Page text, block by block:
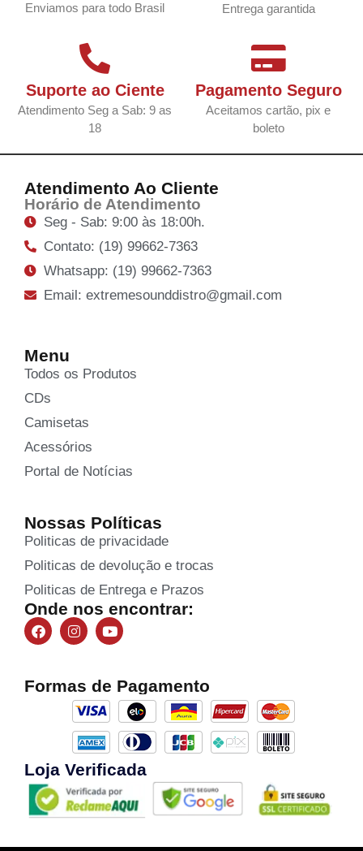
Enviamos para todo Brasil Entrega garantida
Suporte ao Ciente
Atendimento Seg a Sab: 9 as
18
Pagamento Seguro
Aceitamos cartão, pix e
boleto
Atendimento Ao Cliente
Horário de Atendimento
Seg - Sab: 9:00 às 18:00h.
Contato: (19) 99662-7363
Whatsapp: (19) 99662-7363
Email: extremesounddistro@gmail.com
Menu
Todos os Produtos
CDs
Camisetas
Acessórios
Portal de Notícias
Nossas Políticas
Politicas de privacidade
Politicas de devolução e trocas
Politicas de Entrega e Prazos
Onde nos encontrar:
Formas de Pagamento
Loja Verificada